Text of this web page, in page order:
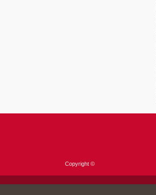
Copyright ©